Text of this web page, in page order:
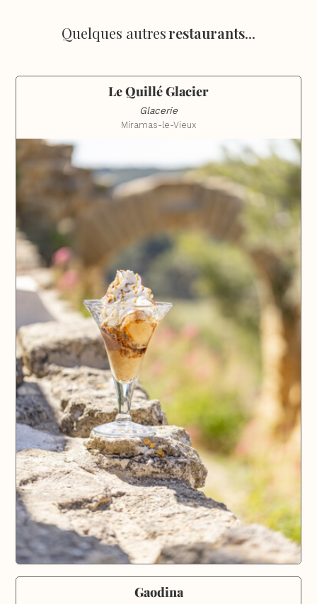
Quelques autresrestaurants...
Le Quillé Glacier
Glacerie
Miramas-le-Vieux
Gaodina